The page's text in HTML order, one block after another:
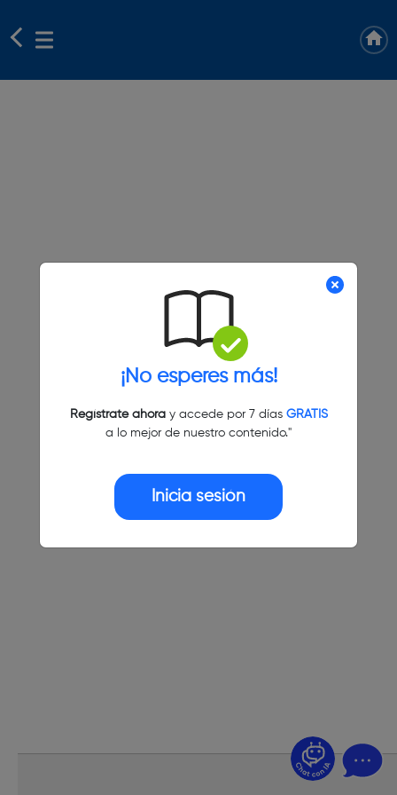
¡No esperes más!
Regístrate ahoray accede por 7 días GRATIS
a lo mejor de nuestro contenido."
Inicia sesión